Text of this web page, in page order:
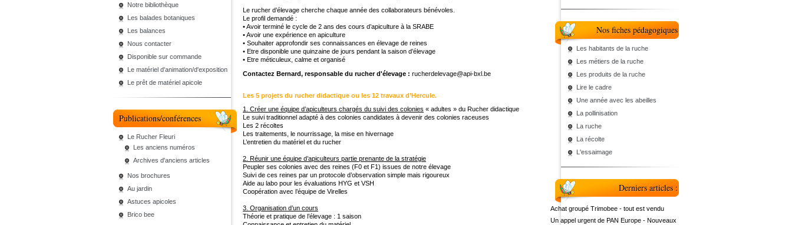
Notre bibliothèque
Les balades botaniques
Les balances
Nous contacter
Disponible sur commande
Le matériel d'animation/d'exposition
Le prêt de matériel apicole
Publications/conférences
Le Rucher Fleuri
Les anciens numéros
Archives d'anciens articles
Nos brochures
Au jardin
Astuces apicoles
Brico bee
Le rucher d’élevage cherche chaque année des collaborateurs bénévoles.
Le profil demandé :
• Avoir terminé le cycle de 2 ans des cours d’apiculture à la SRABE
• Avoir une expérience en apiculture
• Souhaiter approfondir ses connaissances en élevage de reines
• Etre disponible une quinzaine de jours pendant la saison d’élevage
• Etre méticuleux, calme et organisé
Contactez Bernard, responsable du rucher d'élevage : rucherdelevage@api-bxl.be
Les 5 projets du rucher didactique ou les 12 travaux d’Hercule.
1. Créer une équipe d’apiculteurs chargés du suivi des colonies « adultes » du Rucher didactique
Le suivi traditionnel adapté à des colonies candidates à devenir des colonies raceuses
Les 2 récoltes
Les traitements, le nourrissage, la mise en hivernage
L’entretien du matériel et du rucher
2. Réunir une équipe d’apiculteurs partie prenante de la stratégie
Peupler ses colonies avec des reines (F0 et F1) issues de notre élevage
Suivi de ces reines par un protocole d’observation simple mais rigoureux
Aide au labo pour les évaluations HYG et VSH
Coopération avec l’équipe de Virelles
3. Organisation d’un cours
Théorie et pratique de l’élevage : 1 saison
Nos fiches pédagogiques
Les habitants de la ruche
Les métiers de la ruche
Les produits de la ruche
Lire le cadre
Une année avec les abeilles
La pollinisation
La ruche
La récolte
L'essaimage
Derniers articles :
Achat groupé Trimobee - tout est vendu
Un appel urgent de PAN Europe - Nouveaux